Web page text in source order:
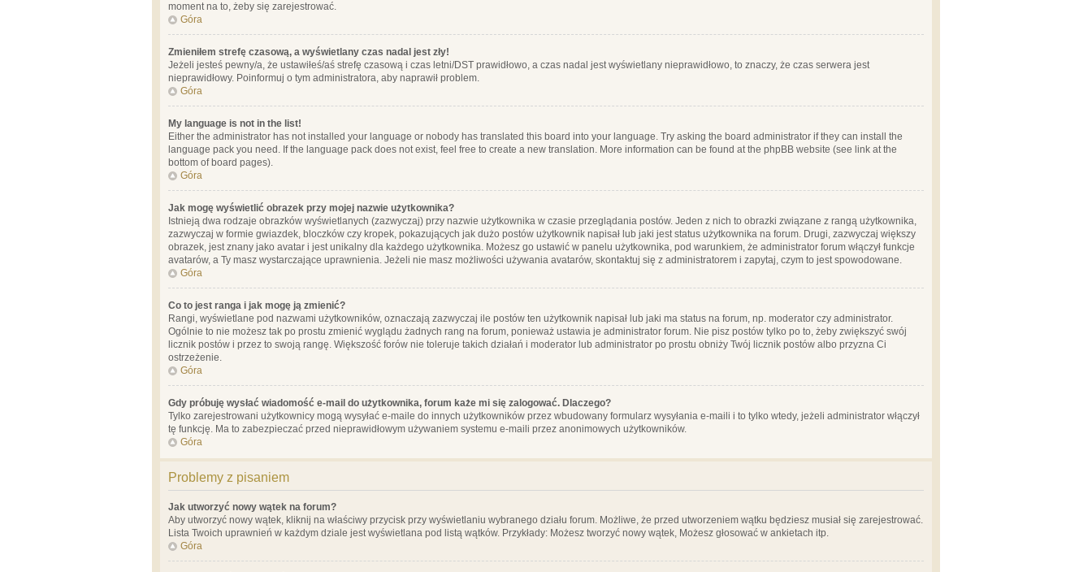
moment na to, żeby się zarejestrować.
Góra
Zmieniłem strefę czasową, a wyświetlany czas nadal jest zły!
Jeżeli jesteś pewny/a, że ustawiłeś/aś strefę czasową i czas letni/DST prawidłowo, a czas nadal jest wyświetlany nieprawidłowo, to znaczy, że czas serwera jest
nieprawidłowy. Poinformuj o tym administratora, aby naprawił problem.
Góra
My language is not in the list!
Either the administrator has not installed your language or nobody has translated this board into your language. Try asking the board administrator if they can install the
language pack you need. If the language pack does not exist, feel free to create a new translation. More information can be found at the phpBB website (see link at the
bottom of board pages).
Góra
Jak mogę wyświetlić obrazek przy mojej nazwie użytkownika?
Istnieją dwa rodzaje obrazków wyświetlanych (zazwyczaj) przy nazwie użytkownika w czasie przeglądania postów. Jeden z nich to obrazki związane z rangą użytkownika,
zazwyczaj w formie gwiazdek, bloczków czy kropek, pokazujących jak dużo postów użytkownik napisał lub jaki jest status użytkownika na forum. Drugi, zazwyczaj większy
obrazek, jest znany jako avatar i jest unikalny dla każdego użytkownika. Możesz go ustawić w panelu użytkownika, pod warunkiem, że administrator forum włączył funkcje
avatarów, a Ty masz wystarczające uprawnienia. Jeżeli nie masz możliwości używania avatarów, skontaktuj się z administratorem i zapytaj, czym to jest spowodowane.
Góra
Co to jest ranga i jak mogę ją zmienić?
Rangi, wyświetlane pod nazwami użytkowników, oznaczają zazwyczaj ile postów ten użytkownik napisał lub jaki ma status na forum, np. moderator czy administrator.
Ogólnie to nie możesz tak po prostu zmienić wyglądu żadnych rang na forum, ponieważ ustawia je administrator forum. Nie pisz postów tylko po to, żeby zwiększyć swój
licznik postów i przez to swoją rangę. Większość forów nie toleruje takich działań i moderator lub administrator po prostu obniży Twój licznik postów albo przyzna Ci
ostrzeżenie.
Góra
Gdy próbuję wysłać wiadomość e-mail do użytkownika, forum każe mi się zalogować. Dlaczego?
Tylko zarejestrowani użytkownicy mogą wysyłać e-maile do innych użytkowników przez wbudowany formularz wysyłania e-maili i to tylko wtedy, jeżeli administrator włączył
tę funkcję. Ma to zabezpieczać przed nieprawidłowym używaniem systemu e-maili przez anonimowych użytkowników.
Góra
Problemy z pisaniem
Jak utworzyć nowy wątek na forum?
Aby utworzyć nowy wątek, kliknij na właściwy przycisk przy wyświetlaniu wybranego działu forum. Możliwe, że przed utworzeniem wątku będziesz musiał się zarejestrować.
Lista Twoich uprawnień w każdym dziale jest wyświetlana pod listą wątków. Przykłady: Możesz tworzyć nowy wątek, Możesz głosować w ankietach itp.
Góra